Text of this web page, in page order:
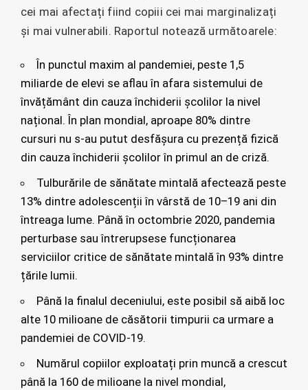
cei mai afectați fiind copiii cei mai marginalizați
și mai vulnerabili. Raportul notează următoarele:
În punctul maxim al pandemiei, peste 1,5
miliarde de elevi se aflau în afara sistemului de
învățământ din cauza închiderii școlilor la nivel
național. În plan mondial, aproape 80% dintre
cursuri nu s-au putut desfășura cu prezență fizică
din cauza închiderii școlilor în primul an de criză.
Tulburările de sănătate mintală afectează peste
13% dintre adolescenții în vârstă de 10–19 ani din
întreaga lume. Până în octombrie 2020, pandemia
perturbase sau întrerupsese funcționarea
serviciilor critice de sănătate mintală în 93% dintre
țările lumii.
Până la finalul deceniului, este posibil să aibă loc
alte 10 milioane de căsătorii timpurii ca urmare a
pandemiei de COVID-19.
Numărul copiilor exploatați prin muncă a crescut
până la 160 de milioane la nivel mondial,